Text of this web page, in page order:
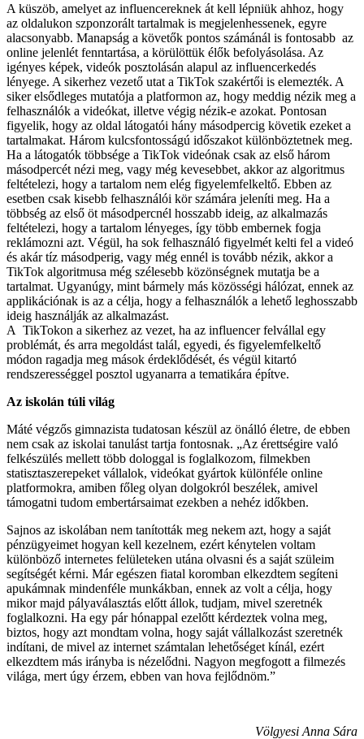
A küszöb, amelyet az influencereknek át kell lépniük ahhoz, hogy
az oldalukon szponzorált tartalmak is megjelenhessenek, egyre
alacsonyabb. Manapság a követők pontos számánál is fontosabb az
online jelenlét fenntartása, a körülöttük élők befolyásolása. Az
igényes képek, videók posztolásán alapul az influencerkedés
lényege. A sikerhez vezető utat a TikTok szakértői is elemezték. A
siker elsődleges mutatója a platformon az, hogy meddig nézik meg a
felhasználók a videókat, illetve végig nézik-e azokat. Pontosan
figyelik, hogy az oldal látogatói hány másodpercig követik ezeket a
tartalmakat. Három kulcsfontosságú időszakot különböztetnek meg.
Ha a látogatók többsége a TikTok videónak csak az első három
másodpercét nézi meg, vagy még kevesebbet, akkor az algoritmus
feltételezi, hogy a tartalom nem elég figyelemfelkeltő. Ebben az
esetben csak kisebb felhasználói kör számára jeleníti meg. Ha a
többség az első öt másodpercnél hosszabb ideig, az alkalmazás
feltételezi, hogy a tartalom lényeges, így több embernek fogja
reklámozni azt. Végül, ha sok felhasználó figyelmét kelti fel a videó
és akár tíz másodperig, vagy még ennél is tovább nézik, akkor a
TikTok algoritmusa még szélesebb közönségnek mutatja be a
tartalmat. Ugyanúgy, mint bármely más közösségi hálózat, ennek az
applikációnak is az a célja, hogy a felhasználók a lehető leghosszabb
ideig használják az alkalmazást.
A TikTokon a sikerhez az vezet, ha az influencer felvállal egy
problémát, és arra megoldást talál, egyedi, és figyelemfelkeltő
módon ragadja meg mások érdeklődését, és végül kitartó
rendszerességgel posztol ugyanarra a tematikára építve.
Az iskolán túli világ
Máté végzős gimnazista tudatosan készül az önálló életre, de ebben
nem csak az iskolai tanulást tartja fontosnak. „Az érettségire való
felkészülés mellett több dologgal is foglalkozom, filmekben
statisztaszerepeket vállalok, videókat gyártok különféle online
platformokra, amiben főleg olyan dolgokról beszélek, amivel
támogatni tudom embertársaimat ezekben a nehéz időkben.
Sajnos az iskolában nem tanították meg nekem azt, hogy a saját
pénzügyeimet hogyan kell kezelnem, ezért kénytelen voltam
különböző internetes felületeken utána olvasni és a saját szüleim
segítségét kérni. Már egészen fiatal koromban elkezdtem segíteni
apukámnak mindenféle munkákban, ennek az volt a célja, hogy
mikor majd pályaválasztás előtt állok, tudjam, mivel szeretnék
foglalkozni. Ha egy pár hónappal ezelőtt kérdeztek volna meg,
biztos, hogy azt mondtam volna, hogy saját vállalkozást szeretnék
indítani, de mivel az internet számtalan lehetőséget kínál, ezért
elkezdtem más irányba is nézelődni. Nagyon megfogott a filmezés
világa, mert úgy érzem, ebben van hova fejlődnöm.”
Völgyesi Anna Sára